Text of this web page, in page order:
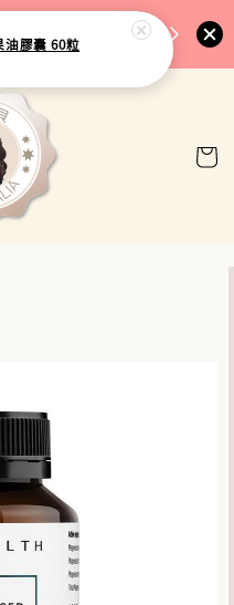
定品牌88折｜滿
🚚 台
膠囊 60粒